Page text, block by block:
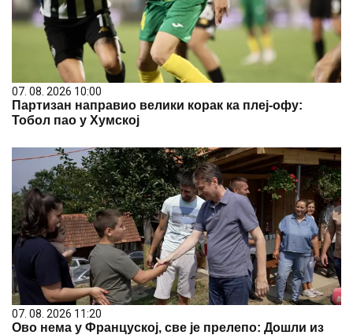
07. 08. 2026 10:00
Партизан направио велики корак ка плеј-офу:
Тобол пао у Хумској
07. 08. 2026 11:20
Ово нема у Француској, све је прелепо: Дошли из